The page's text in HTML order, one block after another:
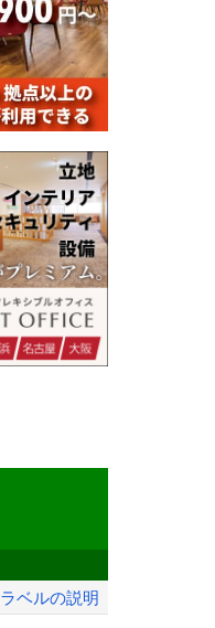
ラベルの説明